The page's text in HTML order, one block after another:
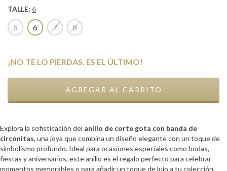
TALLE: 6
5 6 7 8
¡NO TE LO PIERDAS, ES EL ÚLTIMO!
Explora la sofisticación del anillo de corte gota con banda de
circonitas, una joya que combina un diseño elegante con un toque de
simbolismo profundo. Ideal para ocasiones especiales como bodas,
fiestas y aniversarios, este anillo es el regalo perfecto para celebrar
momentos memorables o para añadir un toque de lujo a tu colección